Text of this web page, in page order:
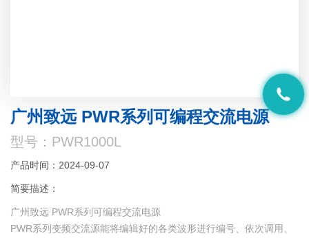
广州致远 PWR系列可编程交流电源
型号：PWR1000L
产品时间：2024-09-07
简要描述：
广州致远 PWR系列可编程交流电源
PWR系列变频交流源能将编辑好的各类波形进行编号、依次调用、